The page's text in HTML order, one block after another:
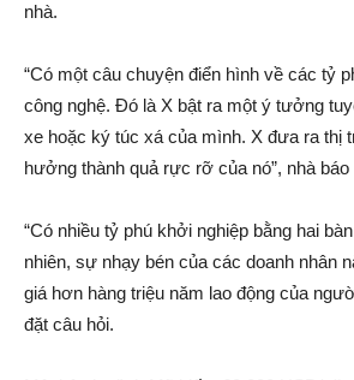
nhà.
“Có một câu chuyện điển hình về các tỷ
công nghệ. Đó là X bật ra một ý tưởng
xe hoặc ký túc xá của mình. X đưa ra thị
hưởng thành quả rực rỡ của nó”, nhà báo
“Có nhiều tỷ phú khởi nghiệp bằng hai
nhiên, sự nhạy bén của các doanh nhân
giá hơn hàng triệu năm lao độn‌g của
đặt câu hỏi.